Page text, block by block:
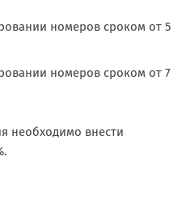
номеров сроком от 5
номеров сроком от 7
необходимо внести